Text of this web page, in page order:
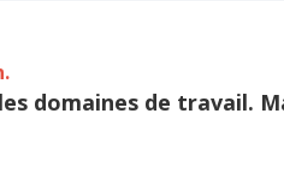
.
domaines de travail.